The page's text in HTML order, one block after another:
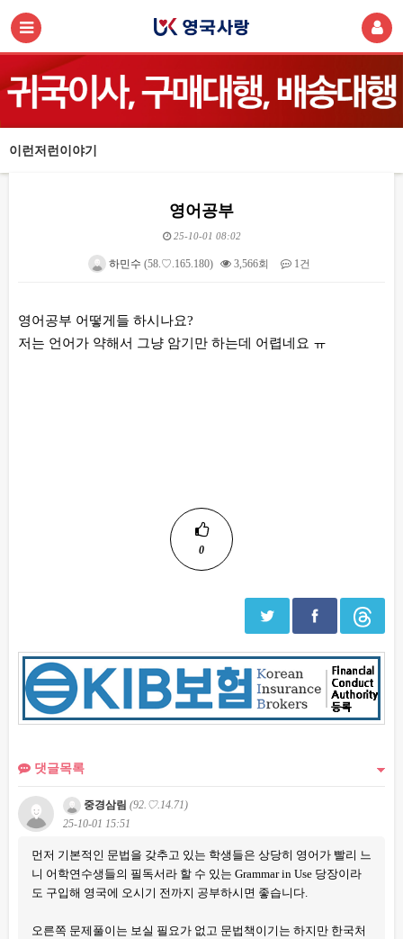
이런저런이야기
영어공부
25-10-01 08:02
하민수 (58.♡.165.180) 3,566회 1건
영어공부 어떻게들 하시나요?
저는 언어가 약해서 그냥 암기만 하는데 어렵네요 ㅠ
0
댓글목록
중경삼림 (92.♡.14.71)
25-10-01 15:51
먼저 기본적인 문법을 갖추고 있는 학생들은 상당히 영어가 빨리 느
니 어학연수생들의 필독서라 할 수 있는 Grammar in Use 당장이라
도 구입해 영국에 오시기 전까지 공부하시면 좋습니다.
오른쪽 문제풀이는 보실 필요가 없고 문법책이기는 하지만 한국처